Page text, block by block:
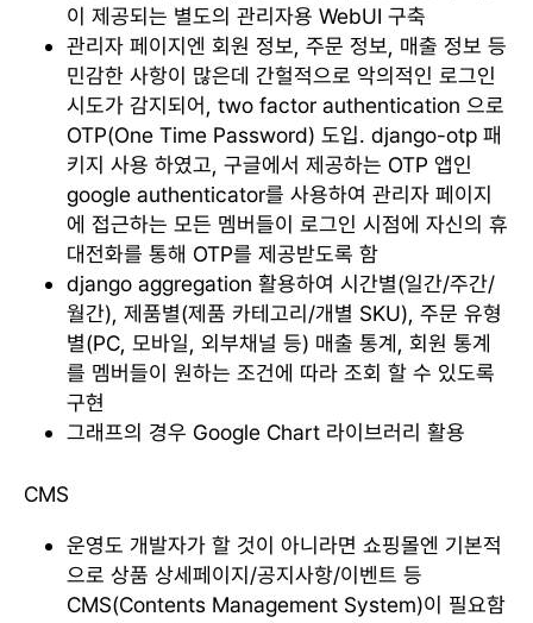
이 제공되는 별도의 관리자용 WebUI 구축
관리자 페이지엔 회원 정보, 주문 정보, 매출 정보 등
민감한 사항이 많은데 간헐적으로 악의적인 로그인
시도가 감지되어, two factor authentication 으로
OTP(One Time Password) 도입. django-otp 패
키지 사용 하였고, 구글에서 제공하는 OTP 앱인
google authenticator를 사용하여 관리자 페이지
에 접근하는 모든 멤버들이 로그인 시점에 자신의 휴
대전화를 통해 OTP를 제공받도록 함
django aggregation 활용하여 시간별(일간/주간/
월간), 제품별(제품 카테고리/개별 SKU), 주문 유형
별(PC, 모바일, 외부채널 등) 매출 통계, 회원 통계
를 멤버들이 원하는 조건에 따라 조회 할 수 있도록
구현
그래프의 경우 Google Chart 라이브러리 활용
CMS
운영도 개발자가 할 것이 아니라면 쇼핑몰엔 기본적
으로 상품 상세페이지/공지사항/이벤트 등
CMS(Contents Management System)이 필요함